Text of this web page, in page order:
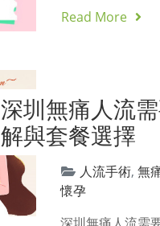
Read More
深圳無痛人流
解與套餐選擇
人流手術,無
懷孕
深圳無痛人流需